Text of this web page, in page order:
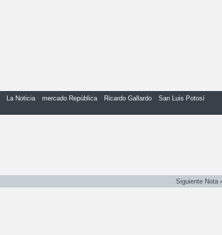
La Noticia mercado República Ricardo Gallardo San Luis Potosí
Siguiente Nota